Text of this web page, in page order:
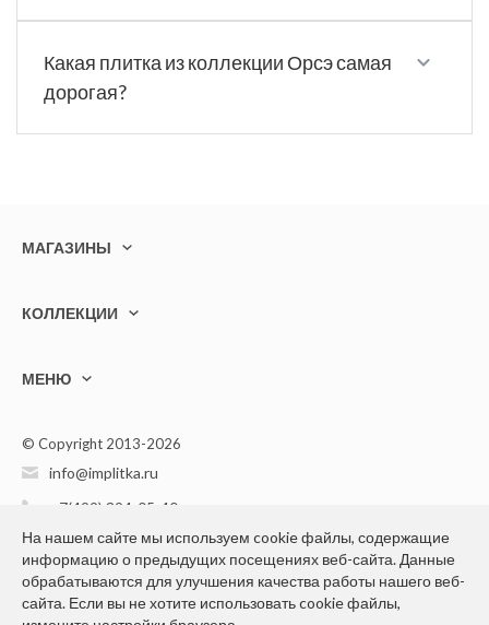
Какая плитка из коллекции Орсэ самая
дорогая?
МАГАЗИНЫ
КОЛЛЕКЦИИ
МЕНЮ
© Copyright 2013-2026
info@implitka.ru
+7(499) 394-05-40
На нашем сайте мы используем cookie файлы, содержащие
информацию о предыдущих посещениях веб-сайта. Данные
обрабатываются для улучшения качества работы нашего веб-
сайта. Если вы не хотите использовать cookie файлы,